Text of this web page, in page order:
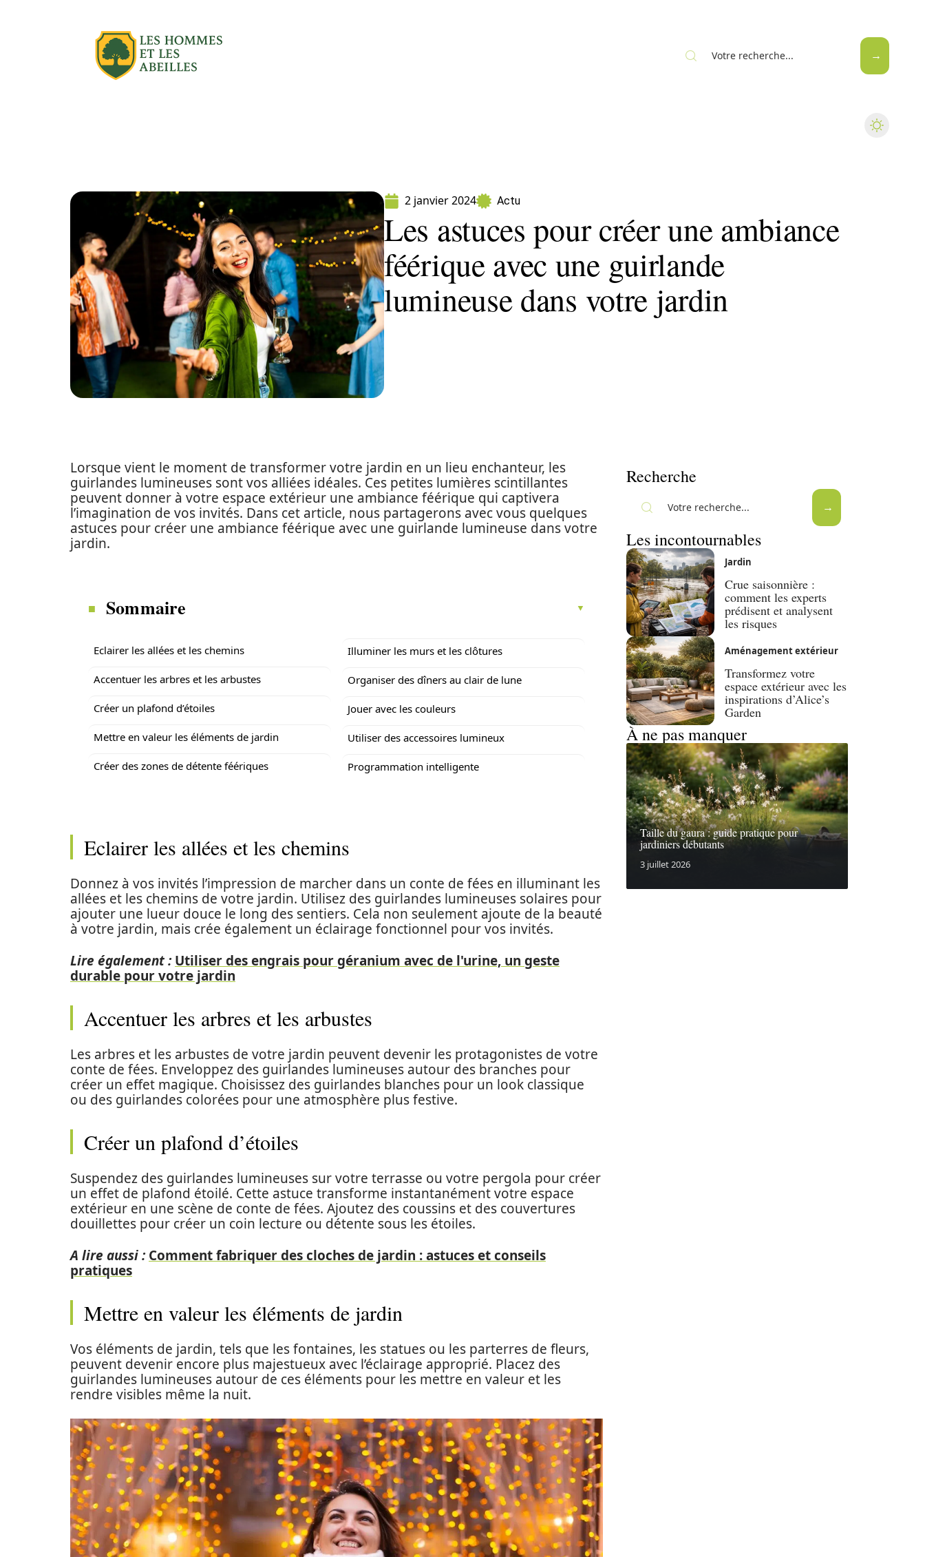
2 janvier 2024 Actu
Les astuces pour créer une ambiance
féérique avec une guirlande
lumineuse dans votre jardin
Lorsque vient le moment de transformer votre jardin en un lieu enchanteur, les
guirlandes lumineuses sont vos alliées idéales. Ces petites lumières scintillantes
peuvent donner à votre espace extérieur une ambiance féérique qui captivera
l’imagination de vos invités. Dans cet article, nous partagerons avec vous quelques
astuces pour créer une ambiance féérique avec une guirlande lumineuse dans votre
jardin.
Sommaire
Eclairer les allées et les chemins
Accentuer les arbres et les arbustes
Créer un plafond d’étoiles
Mettre en valeur les éléments de jardin
Créer des zones de détente féériques
Illuminer les murs et les clôtures
Organiser des dîners au clair de lune
Jouer avec les couleurs
Utiliser des accessoires lumineux
Programmation intelligente
Eclairer les allées et les chemins
Donnez à vos invités l’impression de marcher dans un conte de fées en illuminant les
allées et les chemins de votre jardin. Utilisez des guirlandes lumineuses solaires pour
ajouter une lueur douce le long des sentiers. Cela non seulement ajoute de la beauté
à votre jardin, mais crée également un éclairage fonctionnel pour vos invités.
Lire également : Utiliser des engrais pour géranium avec de l'urine, un geste
durable pour votre jardin
Accentuer les arbres et les arbustes
Les arbres et les arbustes de votre jardin peuvent devenir les protagonistes de votre
conte de fées. Enveloppez des guirlandes lumineuses autour des branches pour
créer un effet magique. Choisissez des guirlandes blanches pour un look classique
ou des guirlandes colorées pour une atmosphère plus festive.
Créer un plafond d’étoiles
Suspendez des guirlandes lumineuses sur votre terrasse ou votre pergola pour créer
un effet de plafond étoilé. Cette astuce transforme instantanément votre espace
extérieur en une scène de conte de fées. Ajoutez des coussins et des couvertures
douillettes pour créer un coin lecture ou détente sous les étoiles.
A lire aussi : Comment fabriquer des cloches de jardin : astuces et conseils
pratiques
Mettre en valeur les éléments de jardin
Vos éléments de jardin, tels que les fontaines, les statues ou les parterres de fleurs,
peuvent devenir encore plus majestueux avec l’éclairage approprié. Placez des
guirlandes lumineuses autour de ces éléments pour les mettre en valeur et les
rendre visibles même la nuit.
Recherche
Les incontournables
Jardin
Crue saisonnière :
comment les experts
prédisent et analysent
les risques
Aménagement extérieur
Transformez votre
espace extérieur avec les
inspirations d’Alice’s
Garden
À ne pas manquer
Taille du gaura : guide pratique pour
jardiniers débutants
3 juillet 2026